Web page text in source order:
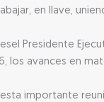
en llave,
Presidente
los avances en
importante